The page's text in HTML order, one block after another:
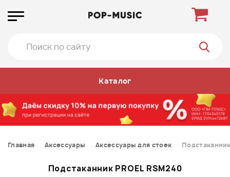
Каталог
Главная Аксессуары Аксессуары для стоек
Подстаканник PROEL RSM240